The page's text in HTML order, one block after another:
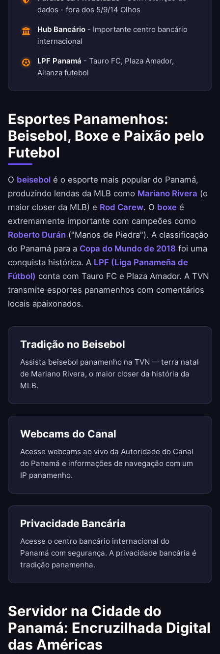
dados - fora dos 5/9/14 Olhos
Hub Bancário - Importante centro bancário
internacional
LPF Panamá - Tauro FC, Plaza Amador,
Alianza futebol
Esportes Panamenhos:
Beisebol, Boxe e Paixão pelo
Futebol
O beisebol é o esporte mais popular do Panamá,
produzindo lendas da MLB como Mariano Rivera (o
maior closer da MLB) e Rod Carew. O boxe é
extremamente importante com campeões como
Roberto Durán ("Manos de Piedra"). A classificação
do Panamá para a Copa do Mundo de 2018 foi uma
conquista histórica. A LPF (Liga Panameña de
Fútbol) conta com Tauro FC e Plaza Amador. A TVN
transmite esportes panamenhos com comentários
locais apaixonados.
Tradição no Beisebol
Assista beisebol panamenho na TVN — terra natal
de Mariano Rivera, o maior closer da história da
MLB.
Webcams do Canal
Acesse webcams ao vivo da Autoridade do Canal
do Panamá e informações de navegação com um
IP panamenho.
Privacidade Bancária
Acesse o centro bancário internacional do
Panamá com segurança. A privacidade bancária é
tradição panamenha.
Servidor na Cidade do
Panamá: Encruzilhada Digital
das Américas